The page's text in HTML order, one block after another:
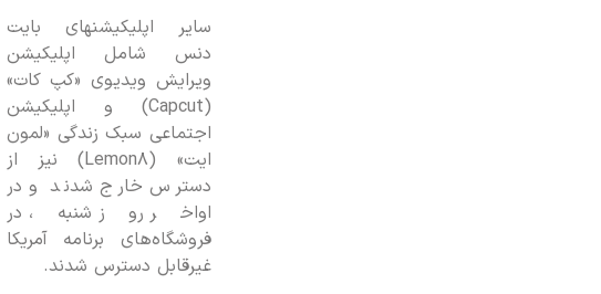
سایر اپلیکیشنهای بایت
دنس شامل اپلیکیشن
ویرایش ویدیوی «کپ کات»
(Capcut) و اپلیکیشن
اجتماعی سبک زندگی «لمون
ایت» (Lemon۸) نیز از
دسترس خارج شدند و در
اواخر روز شنبه، در
فروشگاه‌های برنامه آمریکا
غیرقابل دسترس شدند.